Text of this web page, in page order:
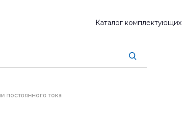
Каталог комплектующих
постоянного тока